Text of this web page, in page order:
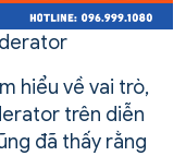
hiểu về vai trò,
trên diễn
đã thấy rằng